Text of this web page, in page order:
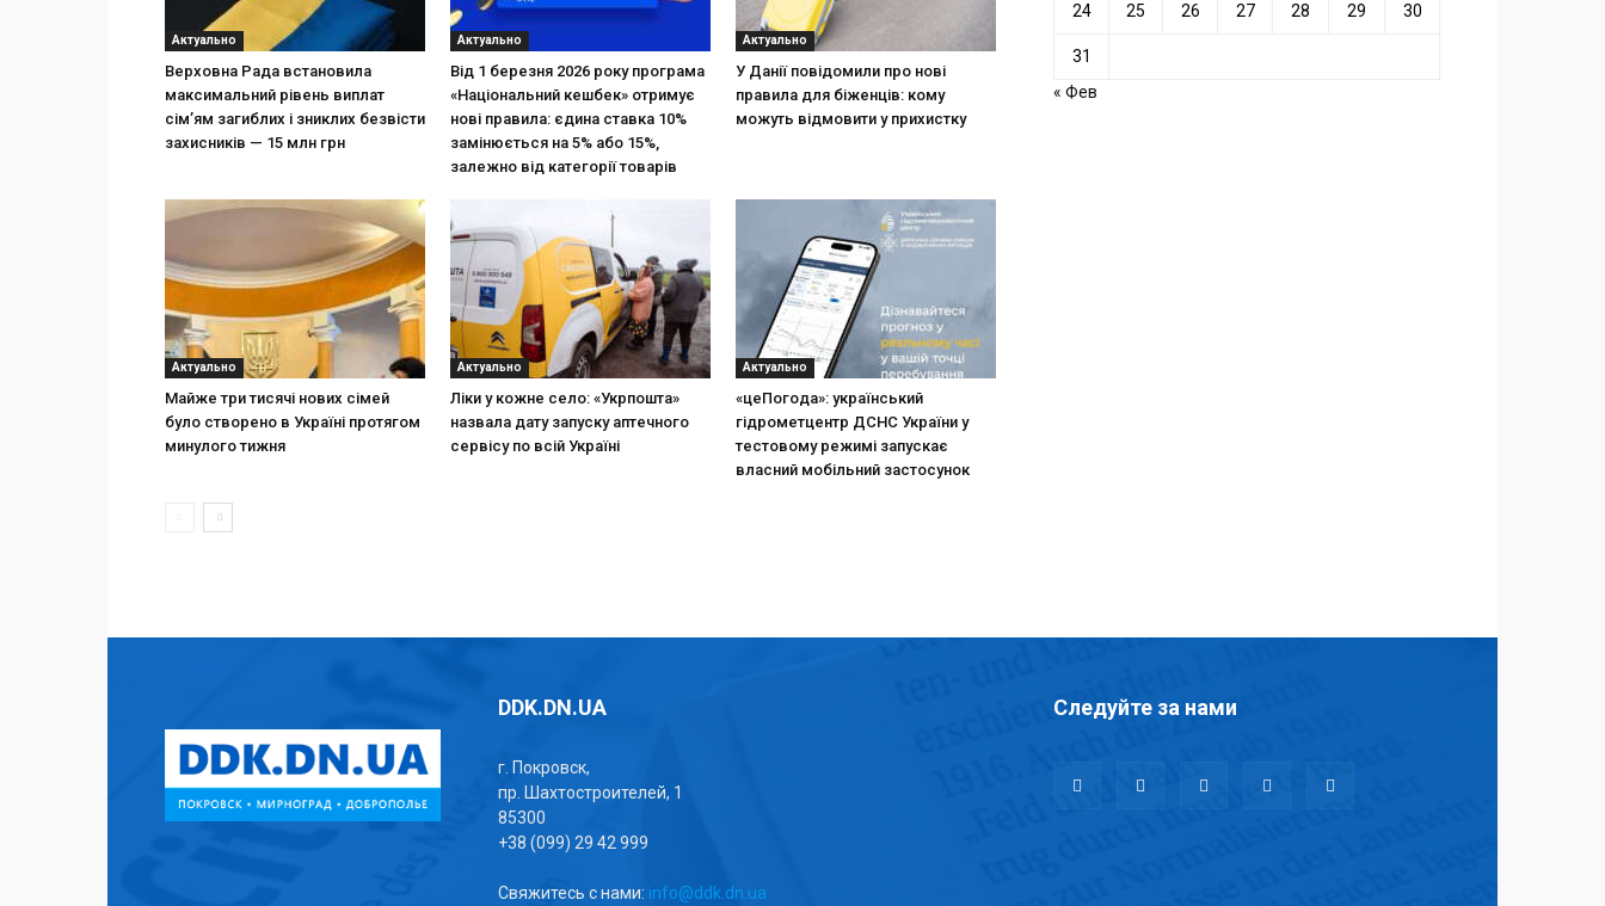
Актуально
Верховна Рада встановила
максимальний рівень виплат
сім’ям загиблих і зниклих безвісти
захисників — 15 млн грн
Актуально
Від 1 березня 2026 року програма
«Національний кешбек» отримує
нові правила: єдина ставка 10%
замінюється на 5% або 15%,
залежно від категорії товарів
Актуально
У Данії повідомили про нові
правила для біженців: кому
можуть відмовити у прихистку
Актуально
Майже три тисячі нових сімей
було створено в Україні протягом
минулого тижня
Актуально
Ліки у кожне село: «Укрпошта»
назвала дату запуску аптечного
сервісу по всій Україні
Актуально
«цеПогода»: український
гідрометцентр ДСНС України у
тестовому режимі запускає
власний мобільний застосунок
24 25 26 27 28 29 30
31
« Фев
DDK.DN.UA
г. Покровск,
пр. Шахтостроителей, 1
85300
+38 (099) 29 42 999
Свяжитесь с нами: info@ddk.dn.ua
Следуйте за нами